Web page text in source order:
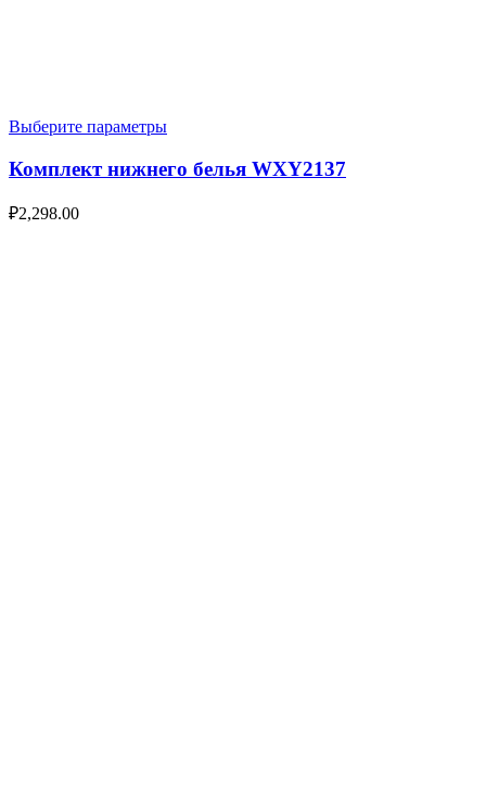
Выберите параметры
Комплект нижнего белья WXY2137
₽2,298.00